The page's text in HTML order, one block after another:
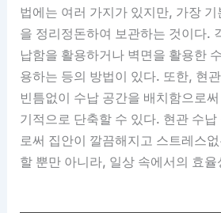
법에는 여러 가지가 있지만, 가장
을 정리정돈하여 보관하는 것이다.
납함을 활용하거나 벽면을 활용한
용하는 등의 방법이 있다. 또한, 현
빈틈없이 수납 공간을 배치함으로
기적으로 단축할 수 있다. 현관 수
로써 집안이 깔끔해지고 스트레스
할 뿐만 아니라, 일상 속에서의 효